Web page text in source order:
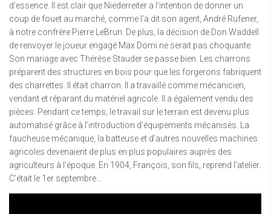
d’essence. Il est clair que Niederreiter a l’intention de donner un
coup de fouet au marché, comme l’a dit son agent, André Rufener,
à notre confrère Pierre LeBrun. De plus, la décision de Don Waddell
de renvoyer le joueur engagé Max Domi ne serait pas choquante.
Son mariage avec Thérèse Stauder se passe bien. Les charrons
préparent des structures en bois pour que les forgerons fabriquent
des charrettes. Il était charron. Il a travaillé comme mécanicien,
vendant et réparant du matériel agricole. Il a également vendu des
pièces. Pendant ce temps, le travail sur le terrain est devenu plus
automatisé grâce à l’introduction d’équipements mécanisés. La
faucheuse mécanique, la batteuse et d’autres nouvelles machines
agricoles devenaient de plus en plus populaires auprès des
agriculteurs à l’époque. En 1904, François, son fils, reprend l’atelier.
C’était le 1er septembre…